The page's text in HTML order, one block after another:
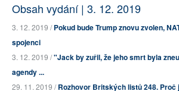
Obsah vydání | 3. 12. 2019
3. 12. 2019 /Pokud bude Trump znovu zvolen,
spojenci
3. 12. 2019 /"Jack by zuřil, že jeho smrt byla
agendy ...
29. 11. 2019 /Rozhovor Britských listů 248.